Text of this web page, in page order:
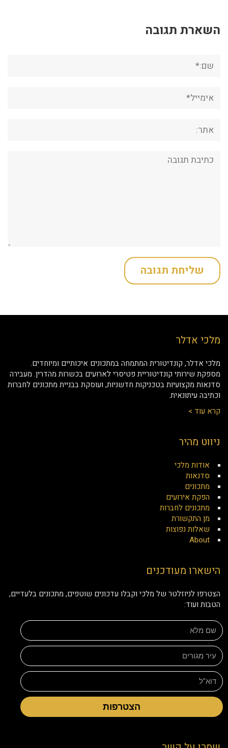
השארת תגובה
אימייל*
תגובה:
מלכי אדלר
מלכי אדלר, קונדיטורית המתמחה במתכונים איכותיים ומיוחדים.
מספקת שירותי קונדיטוריית פטיסרי לארועים בכשרות מהדרין. מעבירה
סדנאות מקצועיות בטכניקות חדשניות, ועוסקת בבניית מתכונים לחברות
וכתיבה עיתונאית.
קרא עוד >
ניווט מהיר
אודות מלכי
סדנאות
מתכונים
הפקת אירועים
מתכונים לחברות
מן התקשורת
שאלות נפוצות
About
הישארו מעודכנים
הצטרפו לניוזלטר של מלכי וקבלו עדכונים שוטפים, מתכונים בלעדיים,
הטבות ועוד:
הצטרפות